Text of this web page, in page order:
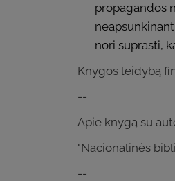
propagandos
nori suprasti,
Knygos leidybą
--
Apie knygą su
"Nacionalinės
--